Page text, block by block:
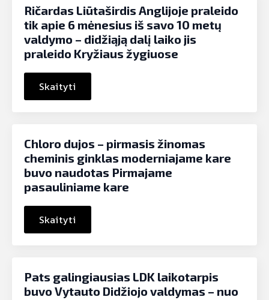
Ričardas Liūtaširdis Anglijoje praleido
tik apie 6 mėnesius iš savo 10 metų
valdymo – didžiąją dalį laiko jis
praleido Kryžiaus žygiuose
Skaityti
Chloro dujos – pirmasis žinomas
cheminis ginklas moderniajame kare
buvo naudotas Pirmajame
pasauliniame kare
Skaityti
Pats galingiausias LDK laikotarpis
buvo Vytauto Didžiojo valdymas – nuo